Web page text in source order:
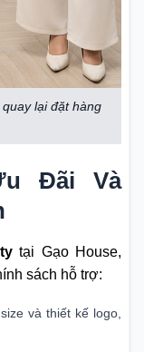
lại đặt hàng
Đãi Và
tại Gạo House,
sách hỗ trợ:
và thiết kế logo,